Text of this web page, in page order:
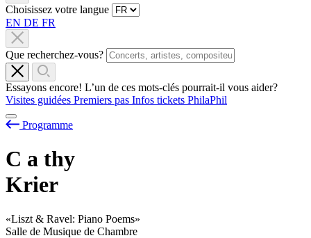
Choisissez votre langue
EN DE FR
Que recherchez-vous?
Essayons encore! L’un de ces mots-clés pourrait-il vous aider?
Visites guidées Premiers pas Infos tickets PhilaPhil
Programme
C a thy
Krier
«Liszt & Ravel: Piano Poems»
Salle de Musique de Chambre